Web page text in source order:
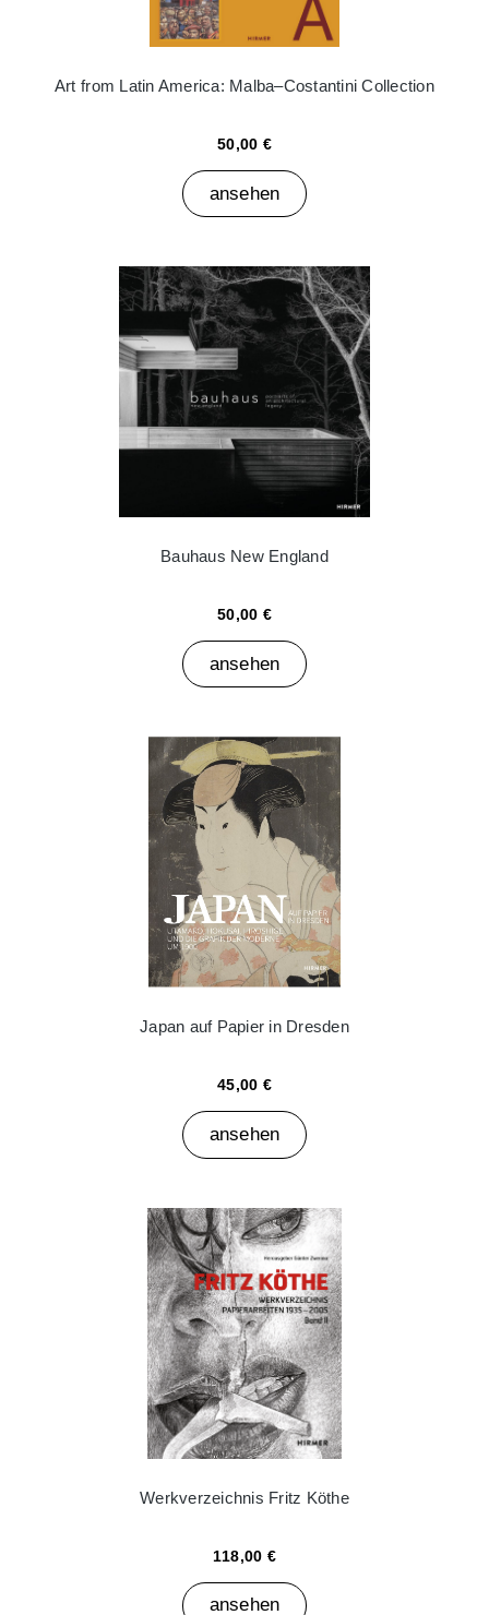
Art from Latin America: Malba–Costantini Collection
50,00 €
ansehen
Bauhaus New England
50,00 €
ansehen
Japan auf Papier in Dresden
45,00 €
ansehen
Werkverzeichnis Fritz Köthe
118,00 €
ansehen